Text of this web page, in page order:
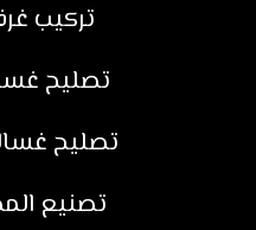
تركيب
تصليح
تصليح
تصنيع